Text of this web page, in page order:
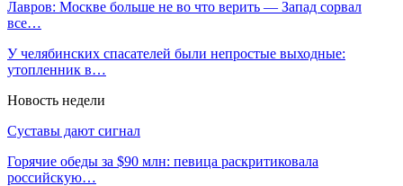
Лавров: Москве больше не во что верить — Запад сорвал
все…
У челябинских спасателей были непростые выходные:
утопленник в…
Новость недели
Суставы дают сигнал
Горячие обеды за $90 млн: певица раскритиковала
российскую…